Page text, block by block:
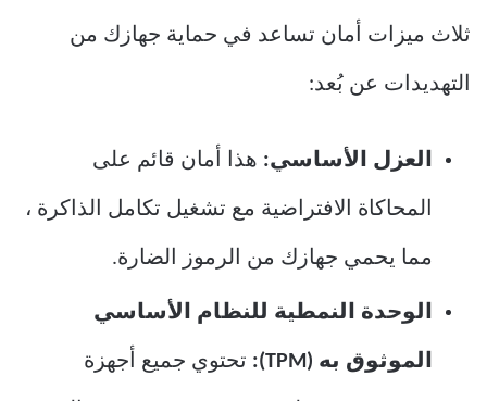
ثلاث ميزات أمان تساعد في حماية جهازك من
التهديدات عن بُعد:
العزل الأساسي: هذا أمان قائم على
المحاكاة الافتراضية مع تشغيل تكامل الذاكرة ،
مما يحمي جهازك من الرموز الضارة.
الوحدة النمطية للنظام الأساسي
الموثوق به (TPM): تحتوي جميع أجهزة